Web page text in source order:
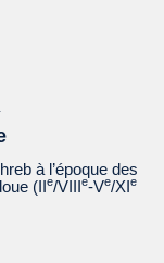
à l’époque des
(IIe/VIIIe-Ve/XIe